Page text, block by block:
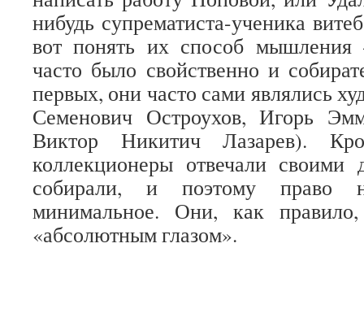
нибудь супрематиста-ученика
вот понять их способ мышления
часто было свойственно и
первых, они часто сами являлись
Семенович Остроухов, Игорь
Виктор Никитич Лазарев).
коллекционеры отвечали своими
собирали, и поэтому право
минимальное. Они, как
«абсолютным глазом».